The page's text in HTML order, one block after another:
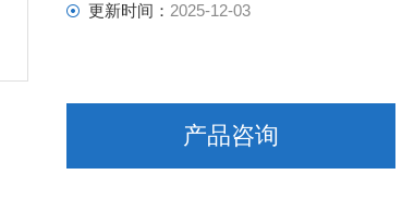
更新时间： 2025-12-03
产品咨询